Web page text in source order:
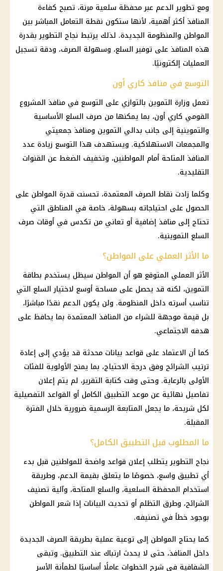
ومع تطوير الدعم عبر محفظة سلعية مرنة، تصبح كفاءة
المنافذ أكثر أهمية، لأنها ستكون نقطة التعامل المباشر بين
المواطن والمنظومة الجديدة. لذلك يرتبط نجاح التطوير بقدرة
هذه المنافذ على توفير السلع، وسهولة الصرف، ودقة تسجيل
العمليات إلكترونيًا.
التوسع في منافذ كاري أون
تعمل وزارة التموين بالتوازي على التوسع في منافذ المشروع
القومي كاري أون، بما يمكنها من صرف السلع الأساسية
والتموينية إلى جانب بدالي التموين ومنافذ جمعيتي
والمجمعات الاستهلاكية. ويستهدف هذا التوسع زيادة عدد
المنافذ المتاحة أمام المواطنين، وتخفيف الضغط عن القنوات
التقليدية.
وكلما زادت نقاط الصرف المعتمدة، تحسنت قدرة المواطن على
الحصول على احتياجاته بسهولة، خاصة في المناطق التي
تحتاج إلى منافذ إضافية أو تعاني من تكدس في أوقات صرف
السلع التموينية.
ما الأثر العملي على المواطن؟
الأثر العملي المتوقع هو أن المواطن سيظل يستخدم بطاقة
التموين، لكنه قد يحصل على مساحة أوسع لاختيار السلع التي
تناسب أسرته داخل المنظومة. ولن يكون الدعم نقدًا مباشرًا،
بل قيمة موجهة للشراء من المنافذ المعتمدة بما يحافظ على
هدفه الاجتماعي.
كما أن الاعتماد على قواعد بيانات محدثة قد يؤدي إلى إعادة
ترتيب الشرائح وفق درجة الاحتياج، بما يمنح الأولوية للفئات
الأولى بالرعاية. وحتى وقت كتابة التقرير، لم يتم إعلان
تفاصيل نهائية عن موعد التطبيق الكامل أو القواعد التفصيلية
لكل شريحة، ما يجعل المتابعة الرسمية ضرورية خلال الفترة
المقبلة.
ما المطلوب قبل التطبيق الكامل؟
نجاح التطوير يتطلب إعلان قواعد واضحة للمواطنين قبل بدء
أي تطبيق واسع، خصوصًا ما يتعلق بقيمة الدعم، وطريقة
استخدام المحفظة السلعية، والسلع المتاحة، وآلية تصنيف
الشرائح، وطرق التظلم أو تحديث البيانات إذا شعر المواطن
بوجود خطأ في تصنيفه.
كما يحتاج المواطن إلى توعية عملية بطريقة الصرف الجديدة
داخل المنافذ، حتى لا يحدث ارتباك عند التطبيق. وتبقى
الشفافية في شرح الخطوات عاملًا أساسيًا لطمأنة الأسر